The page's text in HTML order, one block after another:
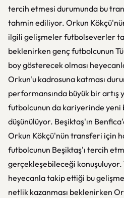
tercih etmesi durumunda bu
tahmin ediliyor. Orkun
ilgili gelişmeler futbolseverler
beklenirken genç futbolcunun
boy gösterecek olması
Orkun'u kadrosuna katması
performansında büyük bir artış
futbolcunun da kariyerinde yeni
düşünülüyor. Beşiktaş'ın
Orkun Kökçü'nün transferi için
futbolcunun Beşiktaş'ı tercih
gerçekleşebileceği
heyecanla takip ettiği bu
netlik kazanması beklenirken